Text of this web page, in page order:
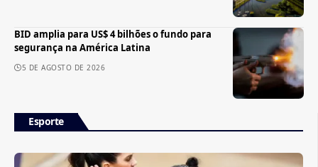
BID amplia para US$ 4 bilhões o fundo para
segurança na América Latina
5 DE AGOSTO DE 2026
Esporte